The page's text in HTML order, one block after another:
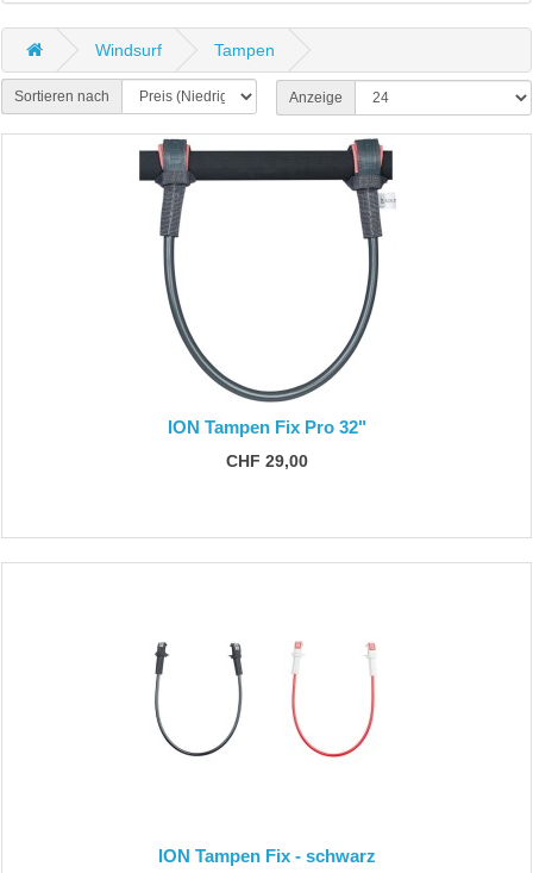
Windsurf Tampen
Sortieren nach Anzeige
ION Tampen Fix Pro 32"
CHF 29,00
ION Tampen Fix - schwarz